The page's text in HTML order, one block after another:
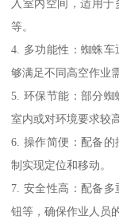
入室内空间，适用
等。
4. 多功能性：蜘蛛
够满足不同高空作业
5. 环保节能：部分
室内或对环境要求较
6. 操作简便：配备
制实现定位和移动。
7. 安全性高：配备
钮等，确保作业人员